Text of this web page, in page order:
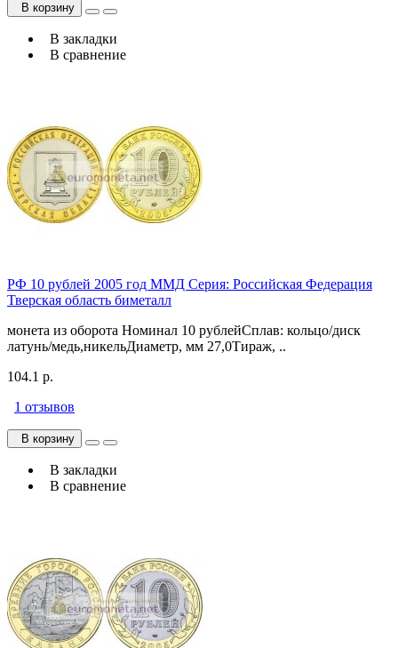
В корзину
В закладки
В сравнение
РФ 10 рублей 2005 год ММД Серия: Российская Федерация
Тверская область биметалл
монета из оборота Номинал 10 рублейСплав: кольцо/диск
латунь/медь,никельДиаметр, мм 27,0Тираж, ..
104.1 р.
1 отзывов
В корзину
В закладки
В сравнение